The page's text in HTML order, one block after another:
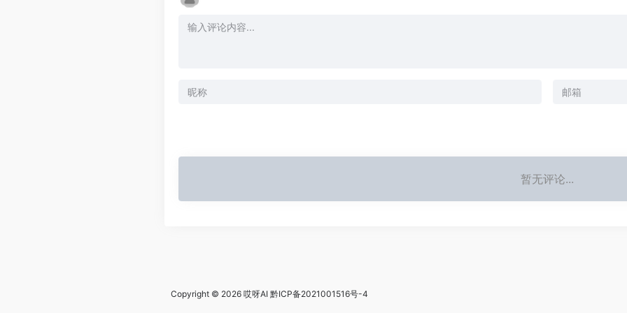
暂无评论...
Copyright © 2026 哎呀AI 黔ICP备2021001516号-4